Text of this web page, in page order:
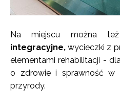
Na miejscu można
integracyjne,wycieczki z
elementami rehabilitacji -
o zdrowie i sprawność w
przyrody.